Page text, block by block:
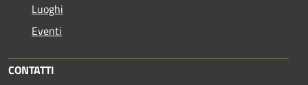
Luoghi
Eventi
CONTATTI